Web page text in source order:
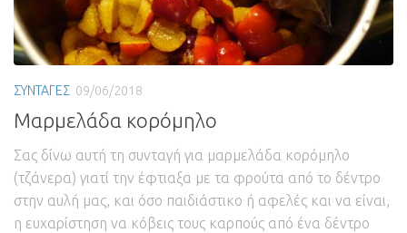
ΣΥΝΤΑΓΕΣ 09/06/2018
Μαρμελάδα κορόμηλο
Σας δίνω αυτή τη συνταγή για μαρμελάδα κορόμηλο
(τζάνερα) γιατί την έφτιαξα με τα φρούτα από το δέντρο
στην αυλή μας, και όσο παιδιάστικο ή αφελές και να είναι,
η ευχαρίστηση να κόβεις τους καρπούς από ένα δέντρο